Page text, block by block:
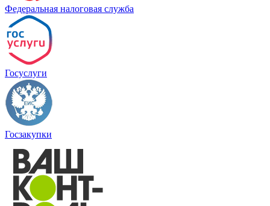
Федеральная налоговая служба
Госуслуги
Госзакупки